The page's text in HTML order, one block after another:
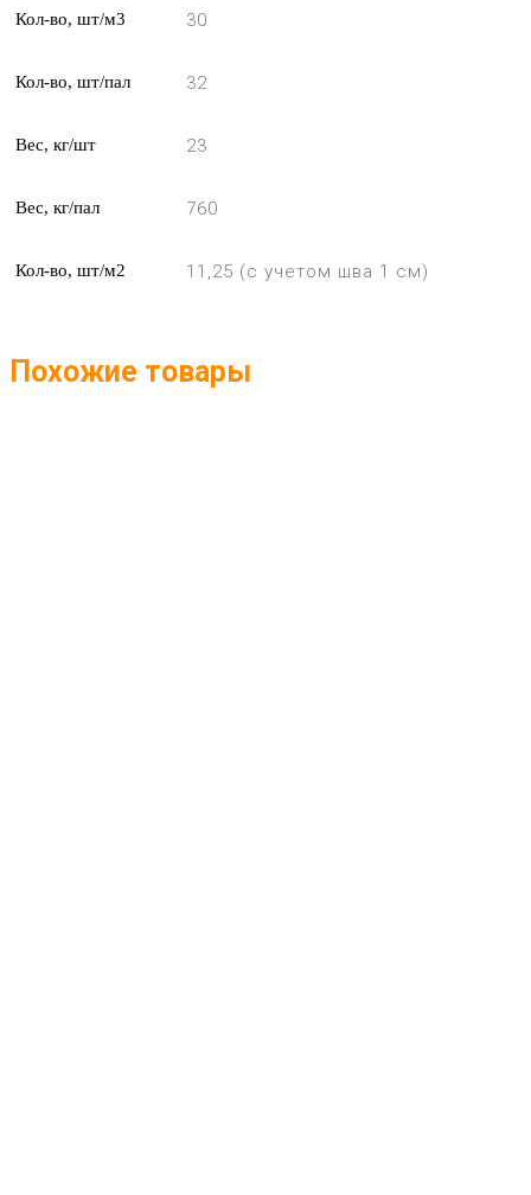
Кол-во, шт/м3 30
Кол-во, шт/пал 32
Вес, кг/шт 23
Вес, кг/пал 760
Кол-во, шт/м2 11,25 (с учетом шва 1 см)
Похожие товары